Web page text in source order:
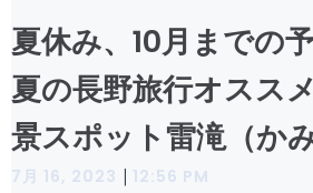
夏休み、10月までの
夏の長野旅行オスス
景スポット雷滝（か
7月 16, 2023 | 12:56 PM